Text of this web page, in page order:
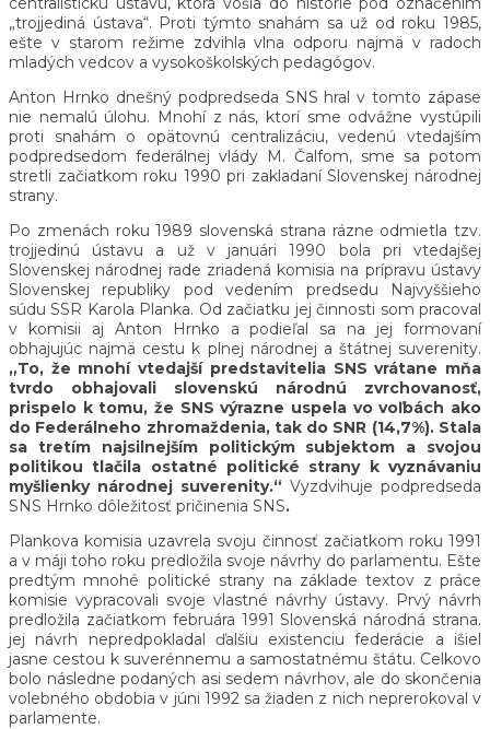
„trojjediná ústava“. Proti týmto snahám sa už od roku 1985,
ešte v starom režime zdvihla vlna odporu najmä v radoch
mladých vedcov a vysokoškolských pedagógov.
Anton Hrnko dnešný podpredseda SNS hral v tomto zápase
nie nemalú úlohu. Mnohí z nás, ktorí sme odvážne vystúpili
proti snahám o opätovnú centralizáciu, vedenú vtedajším
podpredsedom federálnej vlády M. Čalfom, sme sa potom
stretli začiatkom roku 1990 pri zakladaní Slovenskej národnej
strany.
Po zmenách roku 1989 slovenská strana rázne odmietla tzv.
trojjedinú ústavu a už v januári 1990 bola pri vtedajšej
Slovenskej národnej rade zriadená komisia na prípravu ústavy
Slovenskej republiky pod vedením predsedu Najvyššieho
súdu SSR Karola Planka. Od začiatku jej činnosti som pracoval
v komisii aj Anton Hrnko a podieľal sa na jej formovaní
obhajujúc najmä cestu k plnej národnej a štátnej suverenity.
„To, že mnohí vtedajší predstavitelia SNS vrátane mňa
tvrdo obhajovali slovenskú národnú zvrchovanosť,
prispelo k tomu, že SNS výrazne uspela vo voľbách ako
do Federálneho zhromaždenia, tak do SNR (14,7%). Stala
sa tretím najsilnejším politickým subjektom a svojou
politikou tlačila ostatné politické strany k vyznávaniu
myšlienky národnej suverenity.“ Vyzdvihuje podpredseda
SNS Hrnko dôležitosť pričinenia SNS.
Plankova komisia uzavrela svoju činnosť začiatkom roku 1991
a v máji toho roku predložila svoje návrhy do parlamentu. Ešte
predtým mnohé politické strany na základe textov z práce
komisie vypracovali svoje vlastné návrhy ústavy. Prvý návrh
predložila začiatkom februára 1991 Slovenská národná strana.
jej návrh nepredpokladal ďalšiu existenciu federácie a išiel
jasne cestou k suverénnemu a samostatnému štátu. Celkovo
bolo následne podaných asi sedem návrhov, ale do skončenia
volebného obdobia v júni 1992 sa žiaden z nich neprerokoval v
parlamente.